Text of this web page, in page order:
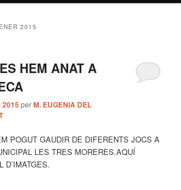
2015
HEM ANAT A
2015 perM. EUGENIA DEL
POGUT GAUDIR DE DIFERENTS JOCS A
LES TRES MORERES.AQUÍ
D’IMATGES.